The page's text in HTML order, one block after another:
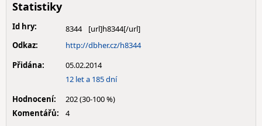
Statistiky
Id hry:
8344
Odkaz:
http://dbher.cz/h8344
Přidána:
05.02.2014
12 let a 185 dní
Hodnocení:
202 (30-100 %)
Komentářů:
4